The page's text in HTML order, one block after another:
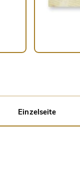
Einzelseite